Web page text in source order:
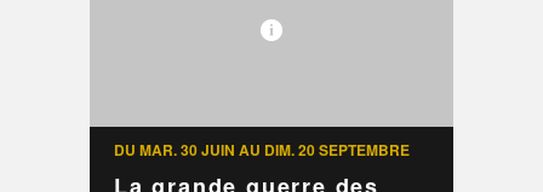
DU MAR. 30 JUIN AU DIM. 20 SEPTEMBRE